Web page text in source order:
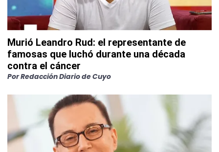
Murió Leandro Rud: el representante de
famosas que luchó durante una década
contra el cáncer
PorRedacción Diario de Cuyo